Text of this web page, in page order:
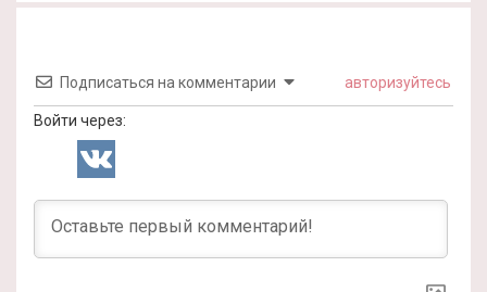
Подписаться на комментарии авторизуйтесь
Войти через: